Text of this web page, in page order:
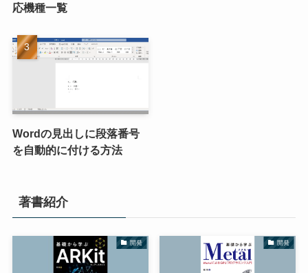
応機種一覧
Wordの見出しに段落番号
を自動的に付ける方法
著書紹介
開発 開発